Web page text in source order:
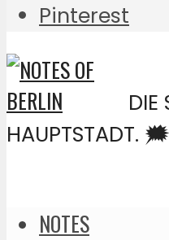
Pinterest
DIE
HAUPTSTADT. 🗯️
NOTES